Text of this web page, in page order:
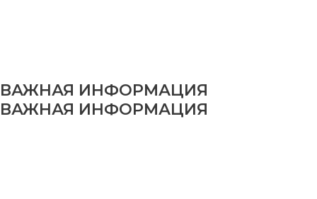
ВАЖНАЯ ИНФОРМАЦИЯ
ВАЖНАЯ ИНФОРМАЦИЯ